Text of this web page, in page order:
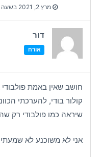
מרץ 2, 2021 בשעה 12:31 am
דור
אורח
חושב שאין באמת פולבודי
קולור בודי, להערכתי
שיראה כמו פולבודי רק
אני לא משוכנע לא